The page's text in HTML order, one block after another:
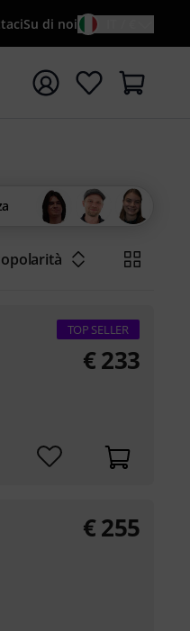
Su di noi
{searchTerm}
TOP SELLER
€233
€255